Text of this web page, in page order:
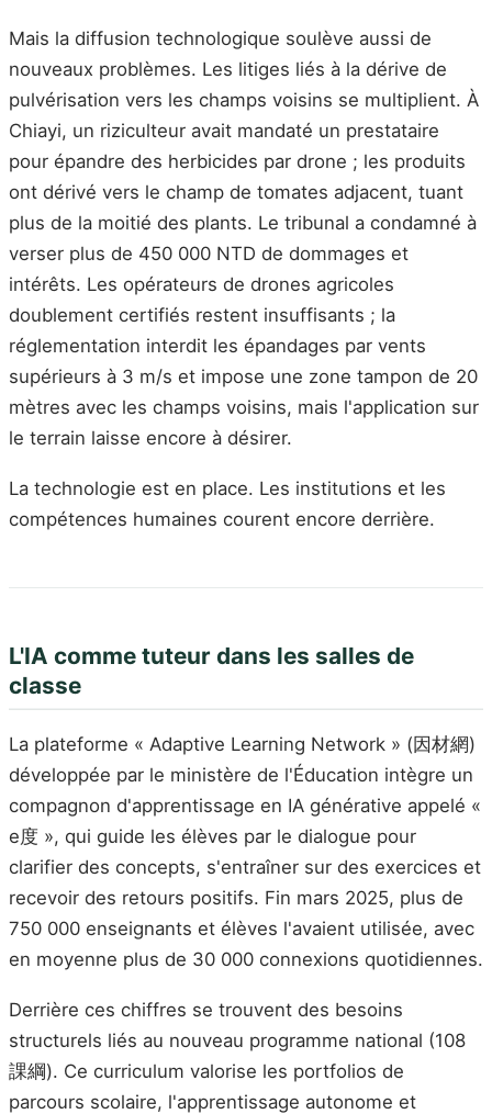
Mais la diffusion technologique soulève aussi de
nouveaux problèmes. Les litiges liés à la dérive de
pulvérisation vers les champs voisins se multiplient. À
Chiayi, un riziculteur avait mandaté un prestataire
pour épandre des herbicides par drone ; les produits
ont dérivé vers le champ de tomates adjacent, tuant
plus de la moitié des plants. Le tribunal a condamné à
verser plus de 450 000 NTD de dommages et
intérêts. Les opérateurs de drones agricoles
doublement certifiés restent insuffisants ; la
réglementation interdit les épandages par vents
supérieurs à 3 m/s et impose une zone tampon de 20
mètres avec les champs voisins, mais l'application sur
le terrain laisse encore à désirer.
La technologie est en place. Les institutions et les
compétences humaines courent encore derrière.
L'IA comme tuteur dans les salles de
classe
La plateforme « Adaptive Learning Network » (因材網)
développée par le ministère de l'Éducation intègre un
compagnon d'apprentissage en IA générative appelé «
e度 », qui guide les élèves par le dialogue pour
clarifier des concepts, s'entraîner sur des exercices et
recevoir des retours positifs. Fin mars 2025, plus de
750 000 enseignants et élèves l'avaient utilisée, avec
en moyenne plus de 30 000 connexions quotidiennes.
Derrière ces chiffres se trouvent des besoins
structurels liés au nouveau programme national (108
課綱). Ce curriculum valorise les portfolios de
parcours scolaire, l'apprentissage autonome et